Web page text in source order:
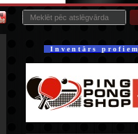
I n v e n t ā r s p r o f i e m